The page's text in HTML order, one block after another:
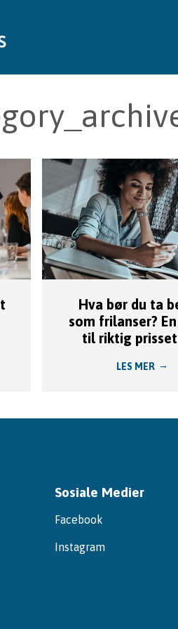
Hva bør du ta
som frilanser?
til riktig
LES MER
Sosiale Medier
Facebook
Instagram